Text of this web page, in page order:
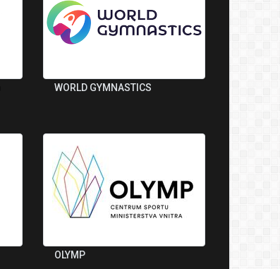
WORLD GYMNASTICS
OLYMP